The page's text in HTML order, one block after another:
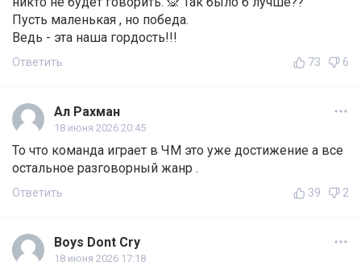
Пусть маленькая , но победа.
Ведь - эта наша гордость!!!
Ответить 73 6
Ал Рахман
18 июня 2026 20:45
То что команда играет в ЧМ это уже достижение а все
остальное разговорный жанр .
Ответить 39 2
Boys Dont Cry
18 июня 2026 17:18